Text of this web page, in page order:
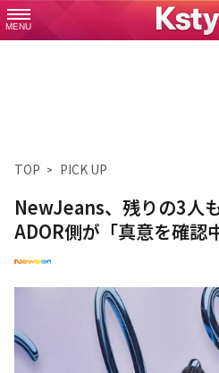
MENU
TOP PICK UP
NewJeans、残りの3人
ADOR側が「真意を確認